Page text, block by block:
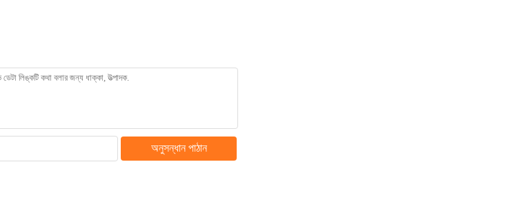
অনুসন্ধান পাঠান